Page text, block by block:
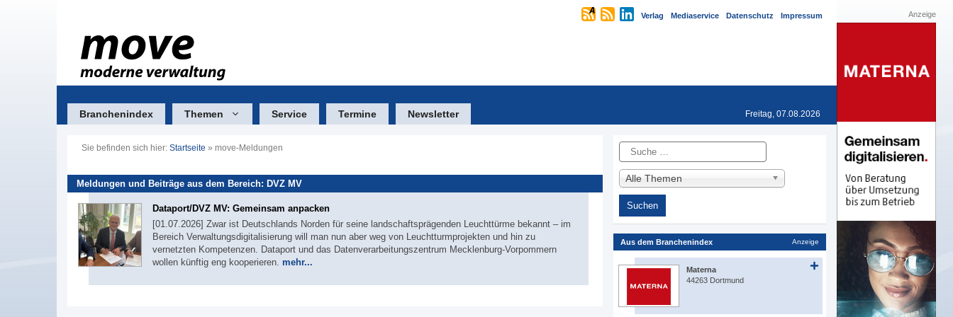
Verlag Mediaservice Datenschutz Impressum
Branchenindex Themen Service Termine Newsletter Freitag, 07.08.2026
Sie befinden sich hier: Startseite » move-Meldungen
Meldungen und Beiträge aus dem Bereich: DVZ MV
Dataport/DVZ MV: Gemeinsam anpacken
[01.07.2026] Zwar ist Deutschlands Norden für seine landschaftsprägenden Leuchttürme bekannt – im
Bereich Verwaltungsdigitalisierung will man nun aber weg von Leuchtturmprojekten und hin zu
vernetzten Kompetenzen. Dataport und das Datenverarbeitungszentrum Mecklenburg-Vorpommern
wollen künftig eng kooperieren. mehr...
Suche
Alle Themen
Aus dem Branchenindex Anzeige
Materna
44263 Dortmund
Anzeige